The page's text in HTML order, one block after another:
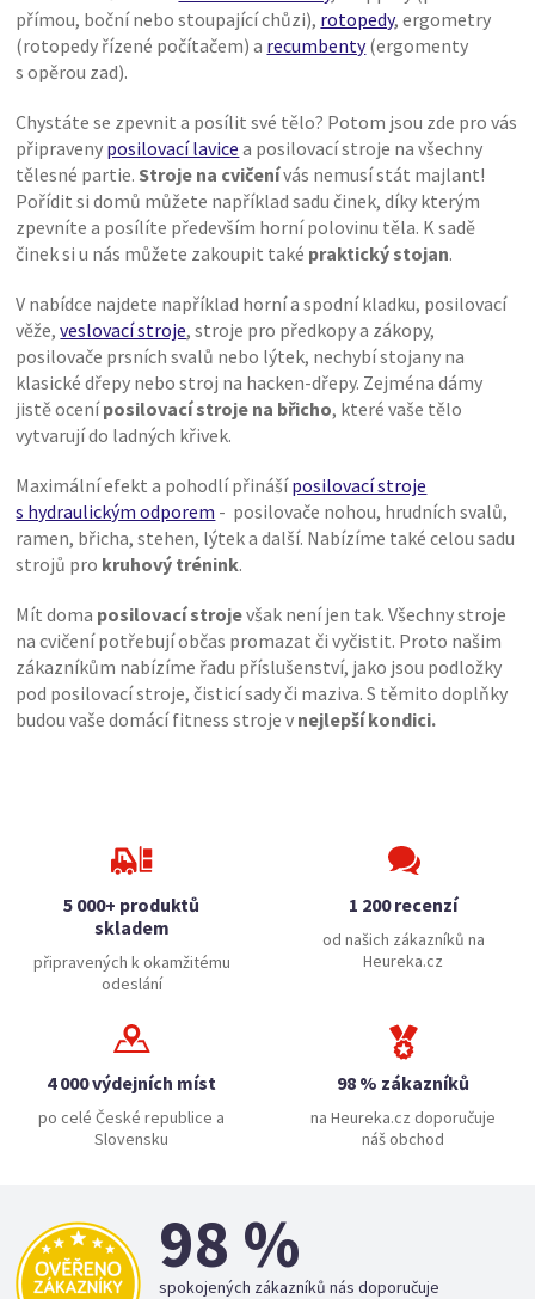
přímou, boční nebo stoupající chůzi), rotopedy, ergometry
(rotopedy řízené počítačem) a recumbenty(ergomenty
s opěrou zad).
Chystáte se zpevnit a posílit své tělo? Potom jsou zde pro vás
připraveny posilovací lavice a posilovací stroje na všechny
tělesné partie. Stroje na cvičenívás nemusí stát majlant!
Pořídit si domů můžete například sadu činek, díky kterým
zpevníte a posílíte především horní polovinu těla. K sadě
činek si u nás můžete zakoupit také praktický stojan.
V nabídce najdete například horní a spodní kladku, posilovací
věže,veslovací stroje, stroje pro předkopy a zákopy,
posilovače prsních svalů nebo lýtek, nechybí stojany na
klasické dřepy nebo stroj na hacken-dřepy. Zejména dámy
jistě oceníposilovací stroje na břicho, které vaše tělo
vytvarují do ladných křivek.
Maximální efekt a pohodlí přinášíposilovací stroje
s hydraulickým odporem - posilovače nohou, hrudních svalů,
ramen, břicha, stehen, lýtek a další. Nabízíme také celou sadu
strojů pro kruhový trénink.
Mít doma posilovací strojevšak není jen tak. Všechny stroje
na cvičení potřebují občas promazat či vyčistit. Proto našim
zákazníkům nabízíme řadu příslušenství, jako jsou podložky
pod posilovací stroje, čisticí sady či maziva. S těmito doplňky
budou vaše domácí fitness stroje v nejlepší kondici.
5 000+ produktů
skladem
připravených k okamžitému
odeslání
1 200 recenzí
od našich zákazníků na
Heureka.cz
4 000 výdejních míst
po celé České republice a
Slovensku
98 % zákazníků
na Heureka.cz doporučuje
náš obchod
98 %
spokojených zákazníků nás doporučuje